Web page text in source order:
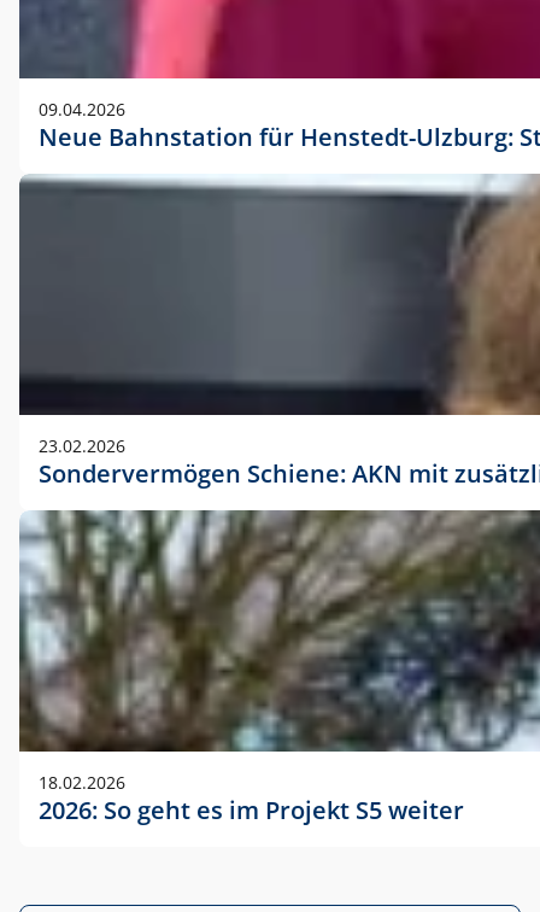
09.04.2026
Neue Bahnstation für Henstedt-Ulzburg:
23.02.2026
Sondervermögen Schiene: AKN mit
18.02.2026
2026: So geht es im Projekt S5 weiter